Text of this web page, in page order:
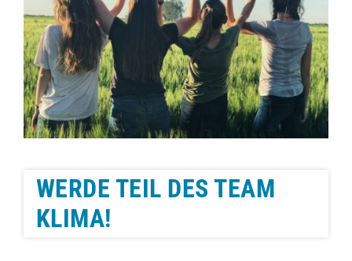
WERDE TEIL DES TEAM
KLIMA!